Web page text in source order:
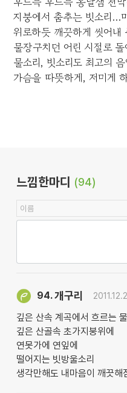
지붕에서 춤추는 빗소리...
위로하듯 깨끗하게 씻어
물장구치던 어린 시절로
물소리, 빗소리도 최고의
가슴을 따뜻하게, 저미게
느낌한마디 (94)
94.개구리
깊은 산속 계곡에서 흐르는
깊은 산골속 초가지붕위에
연못가에 연잎에
떨어지는 빗방울소리
생각만해도 내마음이 깨끗해